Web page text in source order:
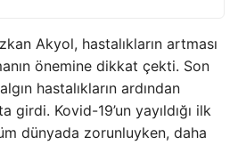
Akyol, hastalıkların artması
önemine dikkat çekti. Son
hastalıkların ardından
girdi. Kovid-19’un yayıldığı ilk
dünyada zorunluyken, daha